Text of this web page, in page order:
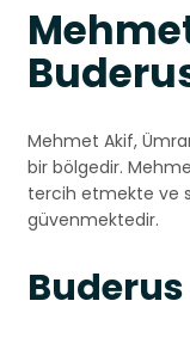
Mehmet Akif,
bir bölgedir.
tercih etmekte ve
güvenmektedir.